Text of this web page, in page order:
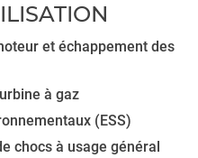
et échappement des
à gaz
(ESS)
chocs à usage général